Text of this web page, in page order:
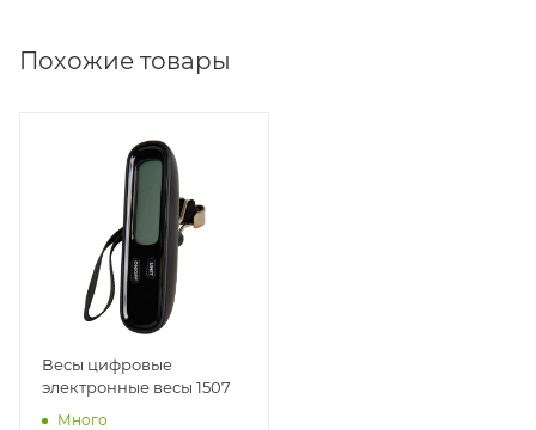
Похожие товары
Весы цифровые
электронные весы 1507
Много